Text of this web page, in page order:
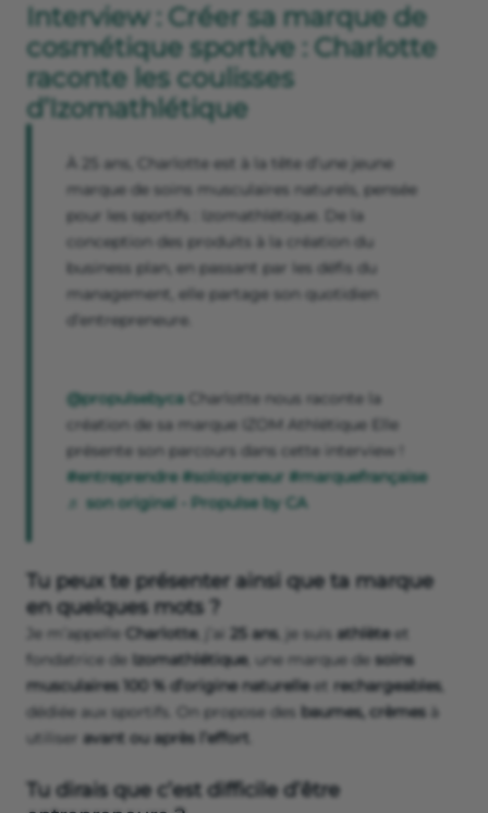
Interview : Créer sa marque de
cosmétique sportive : Charlotte
raconte les coulisses
d’Izomathlétique
À 25 ans, Charlotte est à la tête d’une jeune
marque de soins musculaires naturels, pensée
pour les sportifs : Izomathlétique. De la
conception des produits à la création du
business plan, en passant par les défis du
management, elle partage son quotidien
d’entrepreneure.
@propulsebycaCharlotte nous raconte la
création de sa marque IZOM Athlétique Elle
présente son parcours dans cette interview !
#entreprendre #solopreneur #marquefrançaise
♬ son original - Propulse by CA
Tu peux te présenter ainsi que ta marque
en quelques mots ?
Je m’appelle Charlotte, j’ai 25 ans, je suis athlèteet
fondatrice de Izomathlétique, une marque de soins
musculaires 100 % d’origine naturelleet rechargeables,
dédiée aux sportifs. On propose des baumes, crèmes à
utiliser avant ou après l’effort
Tu dirais que c’est difficile d’être